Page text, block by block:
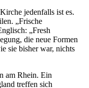
jedenfalls ist es.
„Frische
„Fresh
die neue Formen
sie bisher war, nichts
am Rhein. Ein
treffen sich